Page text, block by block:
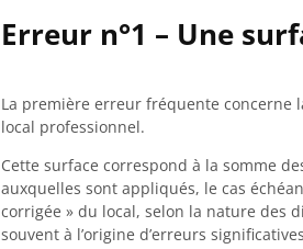
Erreur n°1 – Une
La première erreur fréquente concerne
local professionnel.
Cette surface correspond à la somme
auxquelles sont appliqués, le cas
corrigée » du local, selon la nature des
souvent à l’origine d’erreurs